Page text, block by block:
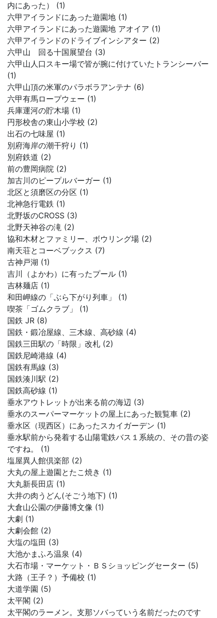
内にあった） (1)
六甲アイランドにあった遊園地 (1)
六甲アイランドにあった遊園地 アオイア (1)
六甲アイランドのドライブインシアター (2)
六甲山 回る十国展望台 (3)
六甲山人口スキー場で皆が腕に付けていたトランシーバー
(1)
六甲山頂の米軍のパラボラアンテナ (6)
六甲有馬ロープウェー (1)
兵庫運河の貯木場 (1)
円形校舎の東山小学校 (2)
出石の七味屋 (1)
別府海岸の潮干狩り (1)
別府鉄道 (2)
前の豊岡病院 (2)
加古川のピープルバーガー (1)
北区と須磨区の分区 (1)
北神急行電鉄 (1)
北野坂のCROSS (3)
北野天神谷の滝 (2)
協和木材とファミリー、ボウリング場 (2)
南天荘とコーベブックス (7)
古神戸湖 (1)
吉川（よかわ）に有ったプール (1)
吉林麺店 (1)
和田岬線の「ぶら下がり列車」 (1)
喫茶「ゴムクラブ」 (1)
国鉄 JR (8)
国鉄・鍛冶屋線、三木線、高砂線 (4)
国鉄三田駅の「時限」改札 (2)
国鉄尼崎港線 (4)
国鉄有馬線 (3)
国鉄湊川駅 (2)
国鉄高砂線 (1)
垂水アウトレットが出来る前の海辺 (3)
垂水のスーパーマーケットの屋上にあった観覧車 (2)
垂水区（現西区）にあったスカイガーデン (1)
垂水駅前から発着する山陽電鉄バス１系統の、その昔の姿
ですね。 (1)
塩屋異人館倶楽部 (2)
大丸の屋上遊園とたこ焼き (1)
大丸新長田店 (1)
大井の肉うどん(そごう地下) (1)
大倉山公園の伊藤博文像 (1)
大劇 (1)
大劇会館 (2)
大塩の塩田 (3)
大池かまふろ温泉 (4)
大石市場・マーケット・ＢＳショッピングセーター (5)
大路（王子？）予備校 (1)
大道学園 (5)
太平閣 (2)
太平閣のラーメン。支那ソバっていう名前だったのです